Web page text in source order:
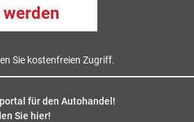
Sie kostenfreien Zugriff.
für den Autohandel!
Sie hier!